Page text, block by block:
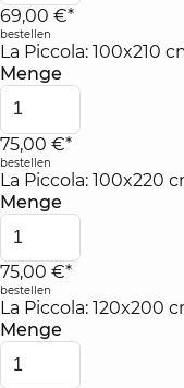
69,00 €*
bestellen
La Piccola: 100x210
Menge
75,00 €*
bestellen
La Piccola: 100x220
Menge
75,00 €*
bestellen
La Piccola: 120x200
Menge